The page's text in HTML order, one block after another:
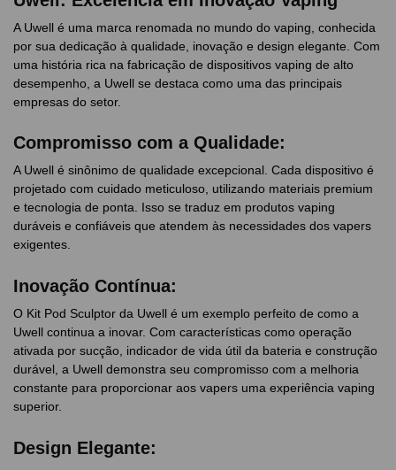
A Uwell é uma marca renomada no mundo do vaping, conhecida
por sua dedicação à qualidade, inovação e design elegante. Com
uma história rica na fabricação de dispositivos vaping de alto
desempenho, a Uwell se destaca como uma das principais
empresas do setor.
Compromisso com a Qualidade:
A Uwell é sinônimo de qualidade excepcional. Cada dispositivo é
projetado com cuidado meticuloso, utilizando materiais premium
e tecnologia de ponta. Isso se traduz em produtos vaping
duráveis e confiáveis que atendem às necessidades dos vapers
exigentes.
Inovação Contínua:
O Kit Pod Sculptor da Uwell é um exemplo perfeito de como a
Uwell continua a inovar. Com características como operação
ativada por sucção, indicador de vida útil da bateria e construção
durável, a Uwell demonstra seu compromisso com a melhoria
constante para proporcionar aos vapers uma experiência vaping
superior.
Design Elegante: